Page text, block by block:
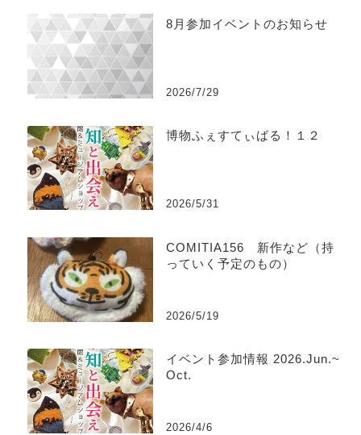
8月参加イベントのお知らせ
2026/7/29
博物ふぇすてぃばる！１２
2026/5/31
COMITIA156 新作など（持
っていく予定のもの）
2026/5/19
イベント参加情報 2026.Jun.~
Oct.
2026/4/6